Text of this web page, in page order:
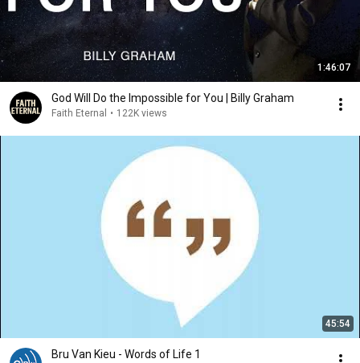
1:46:07
God Will Do the Impossible for You | Billy Graham
Faith Eternal • 122K views
45:54
Bru Van Kieu - Words of Life 1